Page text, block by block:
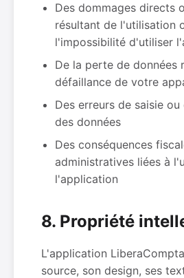
Des dommages directs
résultant de l'utilisation
l'impossibilité d'utiliser
De la perte de données
défaillance de votre
Des erreurs de saisie
des données
Des conséquences
administratives liées à
l'application
8. Propriété
L'application
source, son design, ses